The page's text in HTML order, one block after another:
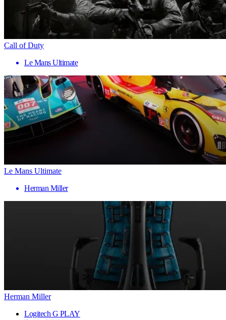
Call of Duty
Le Mans Ultimate
Le Mans Ultimate
Herman Miller
Herman Miller
Logitech G PLAY